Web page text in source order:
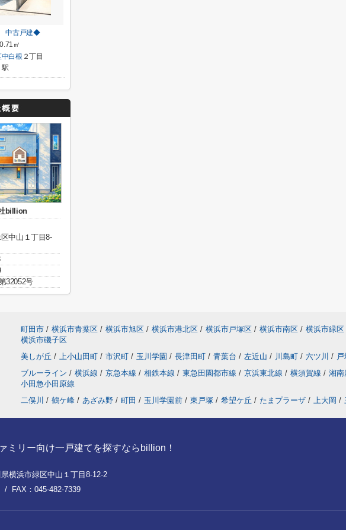
中古戸建◆
㎡
中白根 ２丁目
駅
billion
中山１丁目8-
32052号
町田市 / 横浜市青葉区 / 横浜市旭区 / 横浜市港北区 / 横浜市戸塚区 / 横浜市南区 / 横浜市緑区
横浜市磯子区
美しが丘 / 上小山田町 / 市沢町 / 玉川学園 / 長津田町 / 青葉台 / 左近山 / 川島町 / 六ツ川 /
ブルーライン / 横浜線 / 京急本線 / 相鉄本線 / 東急田園都市線 / 京浜東北線 / 横須賀線 / 湘南
小田急小田原線
二俣川 / 鶴ケ峰 / あざみ野 / 町田 / 玉川学園前 / 東戸塚 / 希望ケ丘 / たまプラーザ / 上大岡 /
ミリー向け一戸建てを探すならbillion！
横浜市緑区中山１丁目8-12-2
/ FAX：045-482-7339